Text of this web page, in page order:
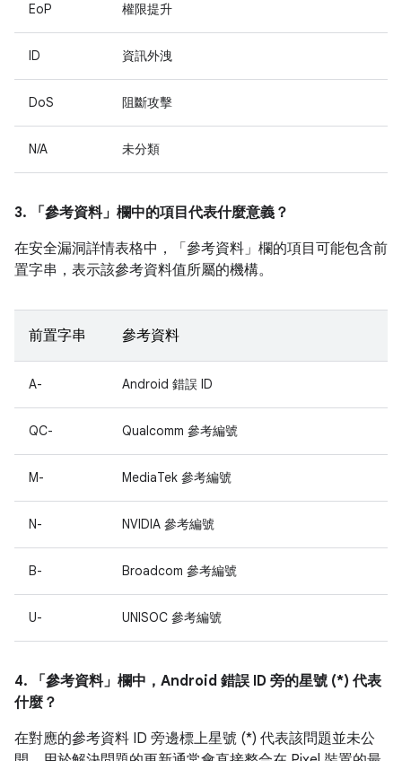
EoP 權限提升
ID 資訊外洩
DoS 阻斷攻擊
N/A 未分類
3. 「參考資料」 欄中的項目代表什麼意義？
在安全漏洞詳情表格中，「參考資料」 欄的項目可能包含前
置字串，表示該參考資料值所屬的機構。
前置字串 參考資料
A- Android 錯誤 ID
QC- Qualcomm 參考編號
M- MediaTek 參考編號
N- NVIDIA 參考編號
B- Broadcom 參考編號
U- UNISOC 參考編號
4. 「參考資料」 欄中，Android 錯誤 ID 旁的星號 (*) 代表
什麼？
在對應的參考資料 ID 旁邊標上星號 (*) 代表該問題並未公